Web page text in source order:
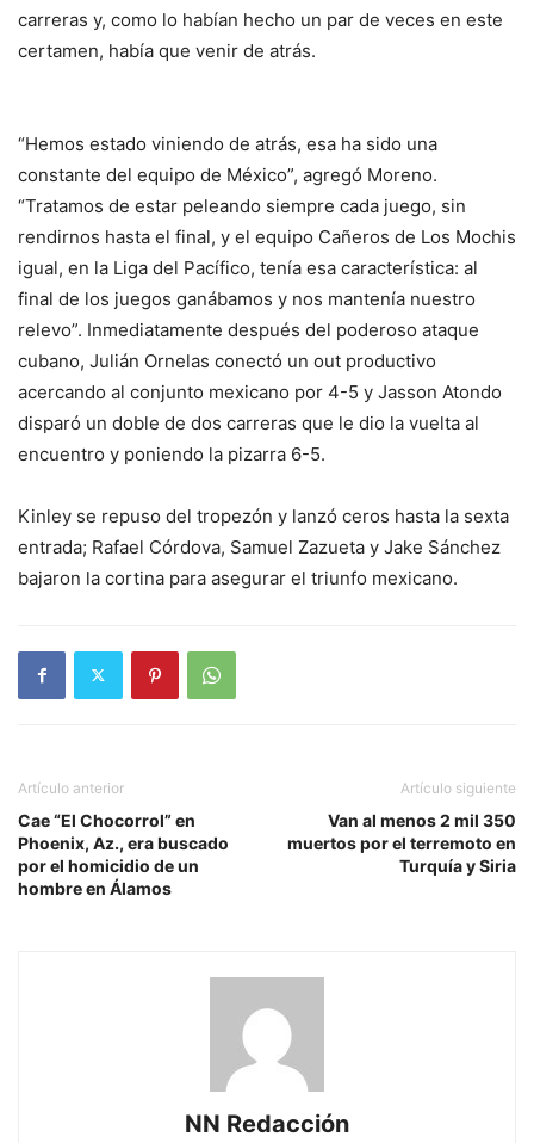
carreras y, como lo habían hecho un par de veces en este
certamen, había que venir de atrás.
“Hemos estado viniendo de atrás, esa ha sido una
constante del equipo de México”, agregó Moreno.
“Tratamos de estar peleando siempre cada juego, sin
rendirnos hasta el final, y el equipo Cañeros de Los Mochis
igual, en la Liga del Pacífico, tenía esa característica: al
final de los juegos ganábamos y nos mantenía nuestro
relevo”. Inmediatamente después del poderoso ataque
cubano, Julián Ornelas conectó un out productivo
acercando al conjunto mexicano por 4-5 y Jasson Atondo
disparó un doble de dos carreras que le dio la vuelta al
encuentro y poniendo la pizarra 6-5.
Kinley se repuso del tropezón y lanzó ceros hasta la sexta
entrada; Rafael Córdova, Samuel Zazueta y Jake Sánchez
bajaron la cortina para asegurar el triunfo mexicano.
Artículo anterior
Cae “El Chocorrol” en
Phoenix, Az., era buscado
por el homicidio de un
hombre en Álamos
Artículo siguiente
Van al menos 2 mil 350
muertos por el terremoto en
Turquía y Siria
NN Redacción